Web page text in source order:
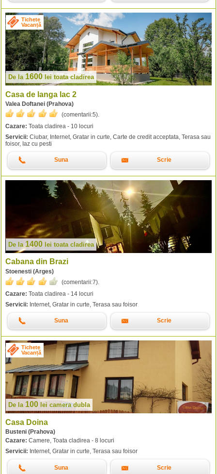
Tichete
Vacanță
De la 1600 lei toata cladirea
Casa de langa lac 2
Valea Doftanei (Prahova)
(comentarii:5).
Cazare: Toata cladirea - 10 locuri
Servicii: Ciubar, Internet, Gratar in curte, Carte de credit acceptata, Terasa sau
foisor, Iaz cu pesti
Suna Scrie
De la 1400 lei toata cladirea
Cabana din Brazi
Stoenesti (Arges)
(comentarii:7).
Cazare: Toata cladirea - 14 locuri
Servicii: Internet, Gratar in curte, Terasa sau foisor
Suna Scrie
Tichete
Vacanță
De la 100 lei camera dubla
Casa Doina
Busteni (Prahova)
Cazare: Camere, Toata cladirea - 8 locuri
Servicii: Internet, Gratar in curte, Terasa sau foisor
Suna Scrie